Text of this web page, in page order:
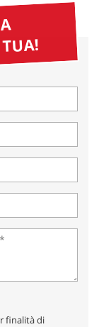
finalità di